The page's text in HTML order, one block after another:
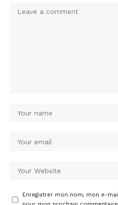
Enregistrer mon nom, mon e-